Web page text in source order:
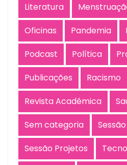
Literatura
Oficinas
Pandemia
Podcast
Política
Publicações
Racismo
Revista Acadêmica
Sem categoria
Sessão Projetos